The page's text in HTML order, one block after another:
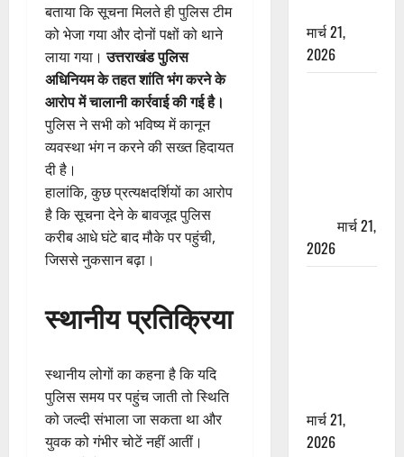
बताया कि सूचना मिलते ही पुलिस टीम
को भेजा गया और दोनों पक्षों को थाने
लाया गया।उत्तराखंड पुलिस
अधिनियम के तहत शांति भंग करने के
आरोप में चालानी कार्रवाई की गई है।
पुलिस ने सभी को भविष्य में कानून
व्यवस्था भंग न करने की सख्त हिदायत
दी है।
हालांकि, कुछ प्रत्यक्षदर्शियों का आरोप
है कि सूचना देने के बावजूद पुलिस
करीब आधे घंटे बाद मौके पर पहुंची,
जिससे नुकसान बढ़ा।
स्थानीय प्रतिक्रिया
स्थानीय लोगों का कहना है कि यदि
पुलिस समय पर पहुंच जाती तो स्थिति
को जल्दी संभाला जा सकता था और
युवक को गंभीर चोटें नहीं आतीं।
मार्च 21,
2026
मार्च 21,
2026
मार्च 21,
2026